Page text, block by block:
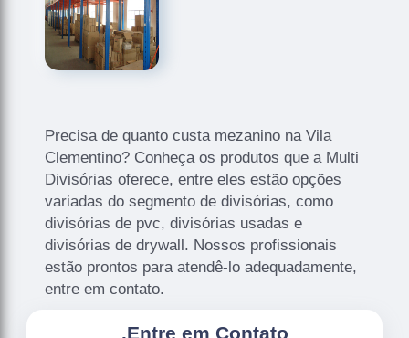
Precisa de quanto custa mezanino na Vila
Clementino? Conheça os produtos que a Multi
Divisórias oferece, entre eles estão opções
variadas do segmento de divisórias, como
divisórias de pvc, divisórias usadas e
divisórias de drywall. Nossos profissionais
estão prontos para atendê-lo adequadamente,
entre em contato.
.Entre em Contato